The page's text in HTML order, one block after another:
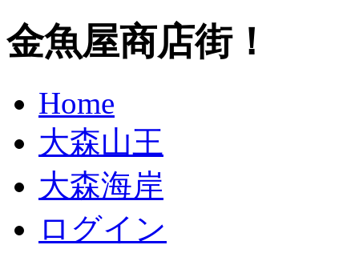
金魚屋商店街！
Home
大森山王
大森海岸
ログイン